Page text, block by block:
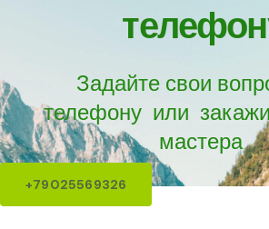
Задайте свои
телефону или
мастера
+79025569326